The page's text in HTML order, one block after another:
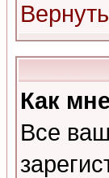
Как
Все